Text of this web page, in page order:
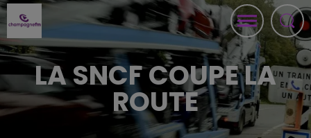
LA SNCF COUPE LA
ROUTE